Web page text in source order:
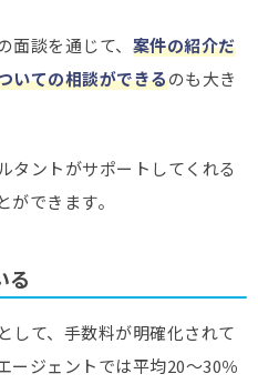
談を通じて、 案件の紹介だ
いての相談ができるのも大き
タントがサポートしてくれる
できます。
る
して、手数料が明確化されて
ージェントでは平均20～30％